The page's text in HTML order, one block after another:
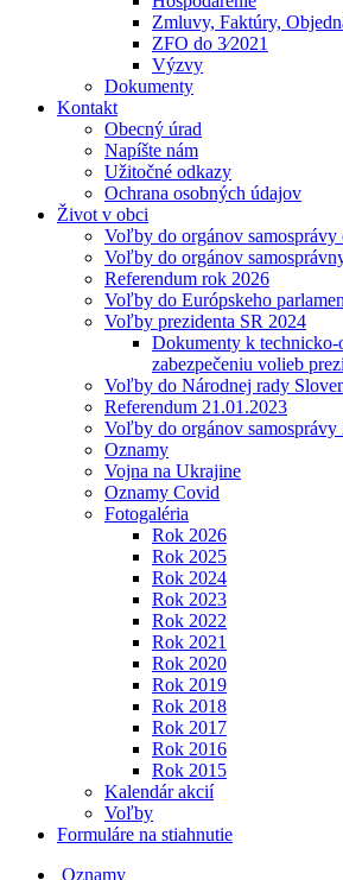
Zmluvy, Faktúry,
ZFO do 3⁄2021
Výzvy
Dokumenty
Kontakt
Obecný úrad
Napíšte nám
Užitočné odkazy
Ochrana osobných údajov
Život v obci
Voľby do orgánov samosprávy
Voľby do orgánov
Referendum rok 2026
Voľby do Európskeho
Voľby prezidenta SR 2024
Dokumenty k technicko-
zabezpečeniu volieb
Voľby do Národnej rady
Referendum 21.01.2023
Voľby do orgánov samosprávy
Oznamy
Vojna na Ukrajine
Oznamy Covid
Fotogaléria
Rok 2026
Rok 2025
Rok 2024
Rok 2023
Rok 2022
Rok 2021
Rok 2020
Rok 2019
Rok 2018
Rok 2017
Rok 2016
Rok 2015
Kalendár akcií
Voľby
Formuláre na stiahnutie
Oznamy